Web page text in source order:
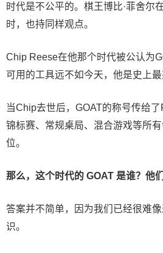
时代是不公平的。棋王博比·菲舍尔
时，也持同样观点。
Chip Reese在他那个时代被公认为
可用的工具远不如今天，他是史上最
当Chip去世后，GOAT的称号传给
锦标赛、常规桌局、混合游戏等所
位。
那么，这个时代的 GOAT 是谁？他
答案并不简单，因为我们已经很难
识。